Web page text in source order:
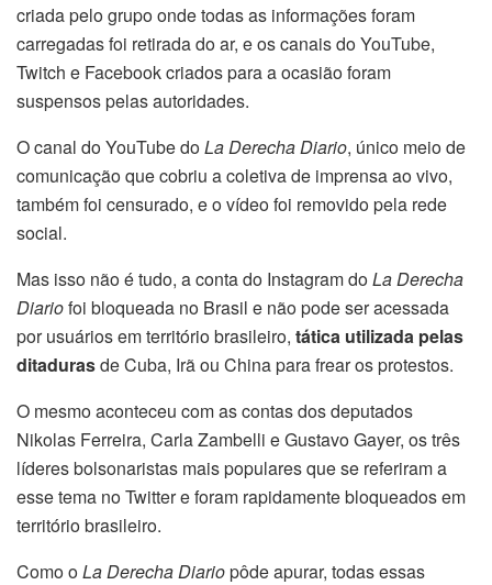
criada pelo grupo onde todas as informações foram
carregadas foi retirada do ar, e os canais do YouTube,
Twitch e Facebook criados para a ocasião foram
suspensos pelas autoridades.
O canal do YouTube doLa Derecha Diario, único meio de
comunicação que cobriu a coletiva de imprensa ao vivo,
também foi censurado, e o vídeo foi removido pela rede
social.
Mas isso não é tudo, a conta do Instagram doLa Derecha
Diariofoi bloqueada no Brasil e não pode ser acessada
por usuários em território brasileiro, tática utilizada pelas
ditadurasde Cuba, Irã ou China para frear os protestos.
O mesmo aconteceu com as contas dos deputados
Nikolas Ferreira, Carla Zambelli e Gustavo Gayer, os três
líderes bolsonaristas mais populares que se referiram a
esse tema no Twitter e foram rapidamente bloqueados em
território brasileiro.
Como oLa Derecha Diariopôde apurar, todas essas